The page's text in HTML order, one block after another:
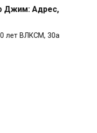
Джим: Адрес,
лет ВЛКСМ, 30а